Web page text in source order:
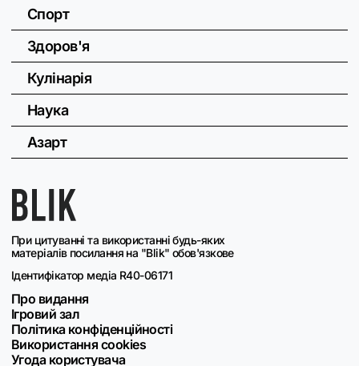
При цитуванні та використанні будь-яких
матеріалів посилання на "Blik" обов'язкове
Ідентифікатор медіа R40-06171
Про видання
Ігровий зал
Політика конфіденційності
Використання cookies
Угода користувача
Спорт
Здоров'я
Кулінарія
Наука
Азарт